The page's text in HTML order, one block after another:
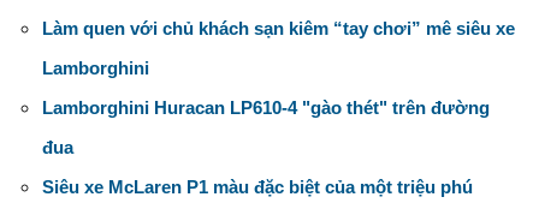
Làm quen với chủ khách sạn kiêm “tay chơi” mê siêu xe
Lamborghini
Lamborghini Huracan LP610-4 "gào thét" trên đường
đua
Siêu xe McLaren P1 màu đặc biệt của một triệu phú